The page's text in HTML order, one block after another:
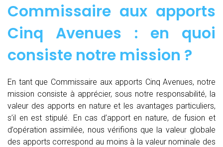
Commissaire aux apports
Cinq Avenues : en quoi
consiste notre mission ?
En tant que Commissaire aux apports Cinq Avenues, notre
mission consiste à apprécier, sous notre responsabilité, la
valeur des apports en nature et les avantages particuliers,
s’il en est stipulé. En cas d’apport en nature, de fusion et
d’opération assimilée, nous vérifions que la valeur globale
des apports correspond au moins à la valeur nominale des